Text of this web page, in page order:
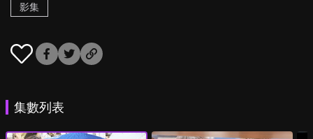
影集
集數列表